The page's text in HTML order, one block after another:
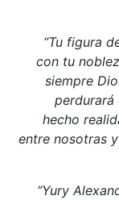
“Tu figura
con tu
siempre
perdurará
hecho
entre nosotras
“Yury